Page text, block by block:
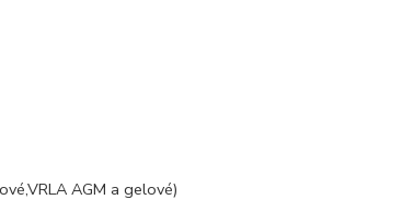
AGM a gelové)